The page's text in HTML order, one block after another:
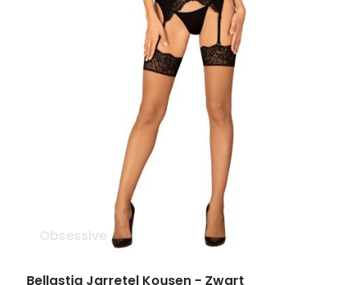
Obsessive
Bellastia Jarretel Kousen - Zwart